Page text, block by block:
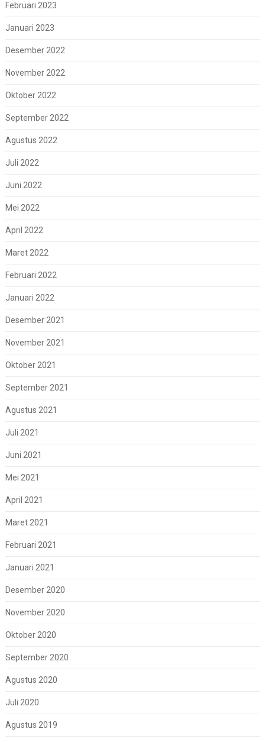
Februari 2023
Januari 2023
Desember 2022
November 2022
Oktober 2022
September 2022
Agustus 2022
Juli 2022
Juni 2022
Mei 2022
April 2022
Maret 2022
Februari 2022
Januari 2022
Desember 2021
November 2021
Oktober 2021
September 2021
Agustus 2021
Juli 2021
Juni 2021
Mei 2021
April 2021
Maret 2021
Februari 2021
Januari 2021
Desember 2020
November 2020
Oktober 2020
September 2020
Agustus 2020
Juli 2020
Agustus 2019